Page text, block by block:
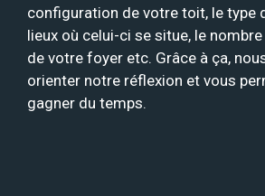
configuration de votre toit, le type
lieux où celui-ci se situe, le
de votre foyer etc. Grâce à ça,
orienter notre réflexion et vous
gagner du temps.